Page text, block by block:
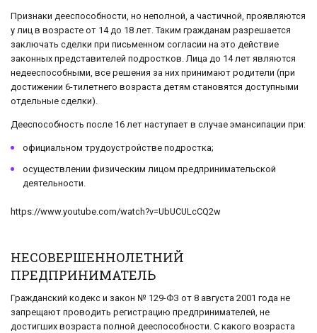
Признаки дееспособности, но неполной, а частичной, проявляются
у лиц в возрасте от 14 до 18 лет. Таким гражданам разрешается
заключать сделки при письменном согласии на это действие
законных представителей подростков. Лица до 14 лет являются
недееспособными, все решения за них принимают родители (при
достижении 6-тилетнего возраста детям становятся доступными
отдельные сделки).
Дееспособность после 16 лет наступает в случае эмансипации при:
официальном трудоустройстве подростка;
осуществлении физическим лицом предпринимательской
деятельности.
https://www.youtube.com/watch?v=UbUCULcCQ2w
НЕСОВЕРШЕННОЛЕТНИЙ
ПРЕДПРИНИМАТЕЛЬ
Гражданский кодекс и закон № 129-ФЗ от 8 августа 2001 года не
запрещают проводить регистрацию предпринимателей, не
достигших возраста полной дееспособности. С какого возраста